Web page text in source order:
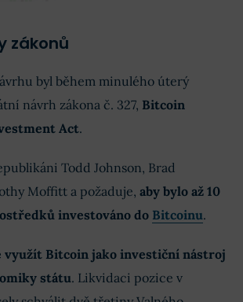
zákonů
byl během minulého úterý
návrh zákona č. 327, Bitcoin
Act.
Todd Johnson, Brad
Moffitt a požaduje, aby bylo až 10
investováno do Bitcoinu.
využít Bitcoin jako investiční nástroj
státu. Likvidaci pozice v